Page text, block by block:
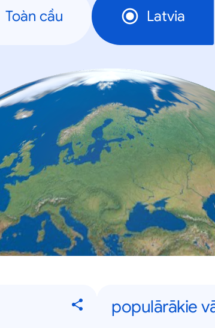
Toàn cầu Latvia
populārākie